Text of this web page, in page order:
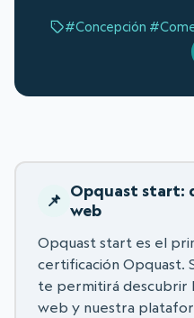
#Concepción
Opquast start:
web
Opquast start es el
certificación Opquast.
te permitirá descubrir
web y nuestra